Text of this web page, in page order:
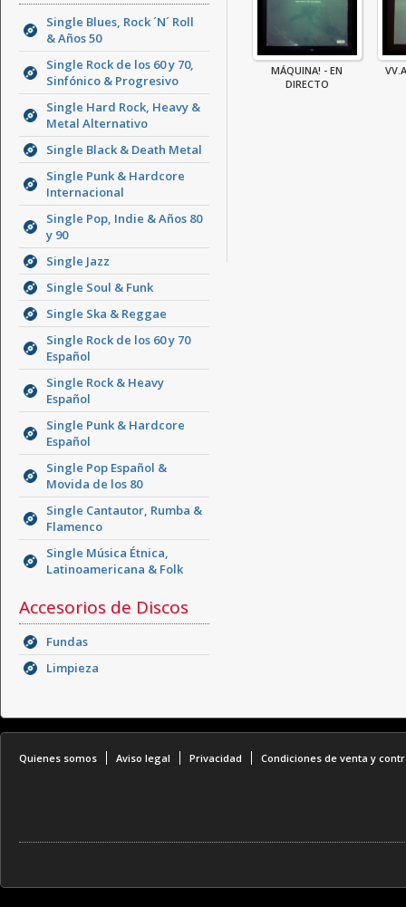
Single Blues, Rock ´N´ Roll
& Años 50
Single Rock de los 60 y 70,
Sinfónico & Progresivo
Single Hard Rock, Heavy &
Metal Alternativo
Single Black & Death Metal
Single Punk & Hardcore
Internacional
Single Pop, Indie & Años 80
y 90
Single Jazz
Single Soul & Funk
Single Ska & Reggae
Single Rock de los 60 y 70
Español
Single Rock & Heavy
Español
Single Punk & Hardcore
Español
Single Pop Español &
Movida de los 80
Single Cantautor, Rumba &
Flamenco
Single Música Étnica,
Latinoamericana & Folk
Accesorios de Discos
Fundas
Limpieza
MÁQUINA! - EN
DIRECTO
Quienes somos Aviso legal Privacidad Condiciones de venta y